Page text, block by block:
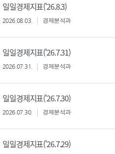
일일경제지표('26.8.3)
2026.08.03. 경제분석과
일일경제지표('26.7.31)
2026.07.31. 경제분석과
일일경제지표('26.7.30)
2026.07.30. 경제분석과
일일경제지표('26.7.29)